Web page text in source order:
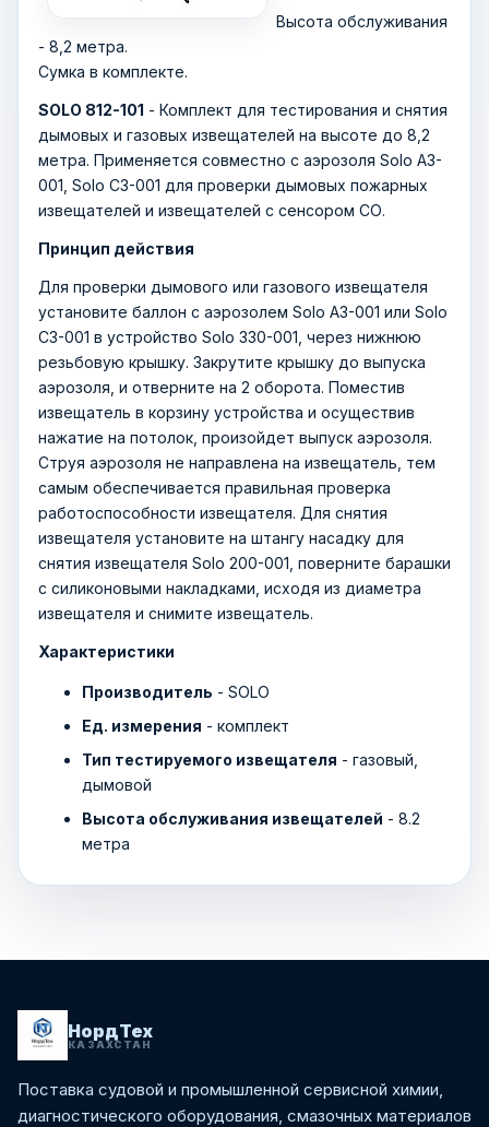
Высота обслуживания
- 8,2 метра.
Сумка в комплекте.
SOLO 812-101 - Комплект для тестирования и снятия
дымовых и газовых извещателей на высоте до 8,2
метра. Применяется совместно с аэрозоля Solo A3-
001, Solo C3-001 для проверки дымовых пожарных
извещателей и извещателей с сенсором СО.
Принцип действия
Для проверки дымового или газового извещателя
установите баллон с аэрозолем Solo A3-001 или Solo
C3-001 в устройство Solo 330-001, через нижнюю
резьбовую крышку. Закрутите крышку до выпуска
аэрозоля, и отверните на 2 оборота. Поместив
извещатель в корзину устройства и осуществив
нажатие на потолок, произойдет выпуск аэрозоля.
Струя аэрозоля не направлена на извещатель, тем
самым обеспечивается правильная проверка
работоспособности извещателя. Для снятия
извещателя установите на штангу насадку для
снятия извещателя Solo 200-001, поверните барашки
с силиконовыми накладками, исходя из диаметра
извещателя и снимите извещатель.
Характеристики
Производитель - SOLO
Ед. измерения - комплект
Тип тестируемого извещателя - газовый,
дымовой
Высота обслуживания извещателей - 8.2
метра
НордТех
КАЗАХСТАН
Поставка судовой и промышленной сервисной химии,
диагностического оборудования, смазочных материалов